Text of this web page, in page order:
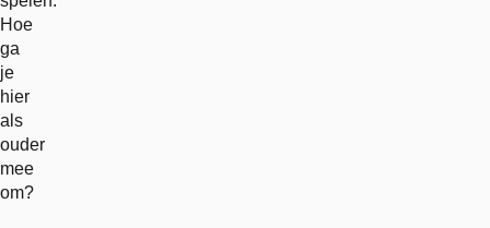
Hoe
ga
je
hier
als
ouder
mee
om?